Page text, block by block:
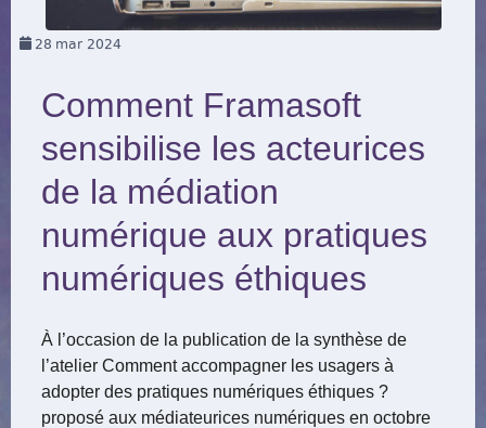
28 mar 2024
Comment Framasoft
sensibilise les acteurices
de la médiation
numérique aux pratiques
numériques éthiques
À l’occasion de la publication de la synthèse de
l’atelier Comment accompagner les usagers à
adopter des pratiques numériques éthiques ?
proposé aux médiateurices numériques en octobre